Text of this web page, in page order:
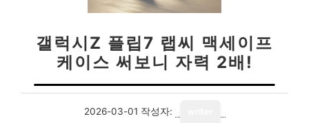
갤럭시Z 플립7 랩씨 맥세이프
케이스 써보니 자력 2배!
2026-03-01 작성자: